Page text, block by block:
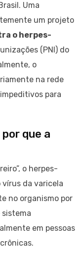
Uma
um projeto
o herpes-
(PNI) do
o
na rede
para
que a
o herpes-
da varicela
no organismo por
sistema
em pessoas